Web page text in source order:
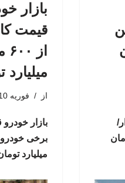
تومان
بازار
قیمت
از فوریه 10, 2026
بازار
میلیارد